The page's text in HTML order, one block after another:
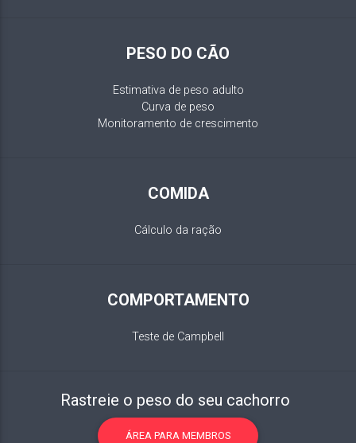
PESO DO CÃO
Estimativa de peso adulto
Curva de peso
Monitoramento de crescimento
COMIDA
Cálculo da ração
COMPORTAMENTO
Teste de Campbell
Rastreie o peso do seu cachorro
ÁREA PARA MEMBROS